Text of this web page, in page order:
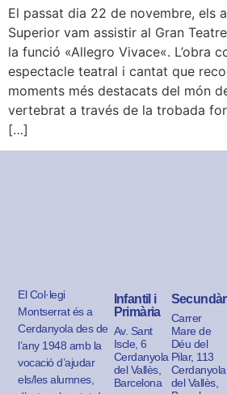
El passat dia 22 de novembre, els
Superior vam assistir al Gran
la funció «Allegro Vivace«. L’obra
espectacle teatral i cantat que
moments més destacats del món
vertebrat a través de la trobada
[…]
El Col·legi
Montserrat és a
Cerdanyola des de
l’any 1948 amb la
vocació d’ajudar
els/les alumnes,
Infantil i
Primària
Av. Sant
Iscle, 6
Cerdanyola
del Vallès,
Barcelona
Carrer
Mare de
Déu del
Pilar, 113
Cerdanyola
del Vallès,